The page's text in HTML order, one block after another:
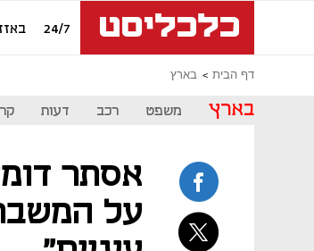
24/7
דף הבית בארץ
בארץ משפט רכב דעות
אסתר